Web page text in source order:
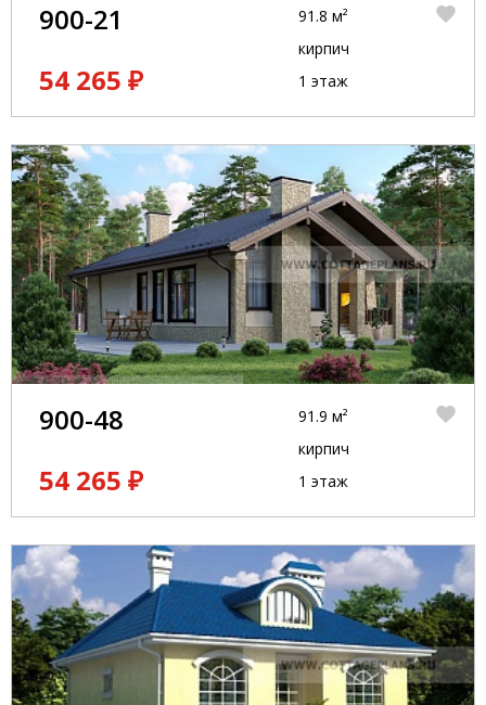
900-21
54 265 ₽
91.8 м²
кирпич
1 этаж
900-48
54 265 ₽
91.9 м²
кирпич
1 этаж